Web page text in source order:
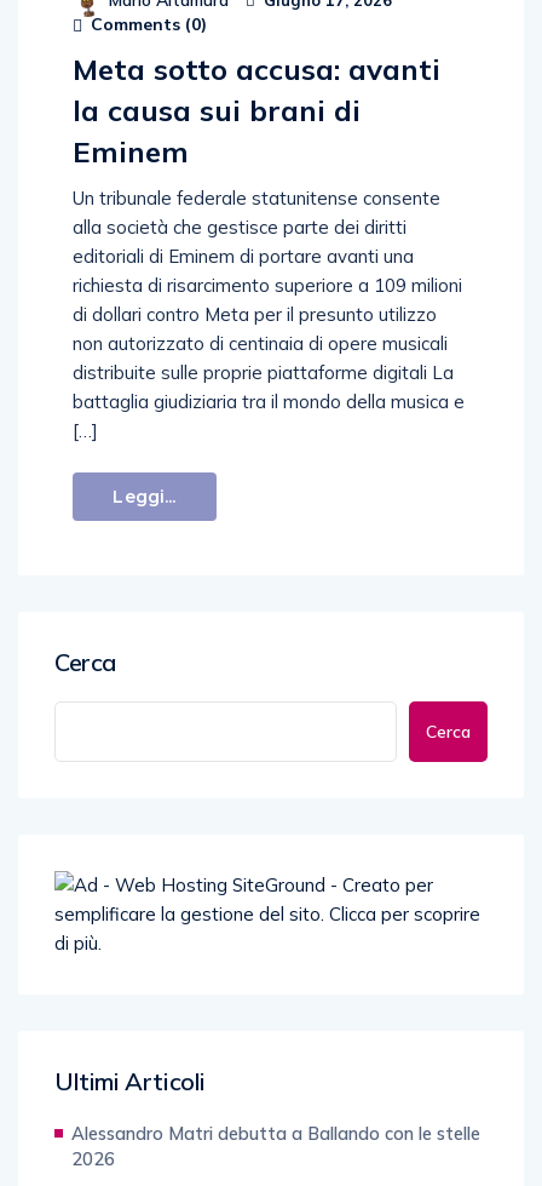
Comments (0)
Meta sotto accusa: avanti
la causa sui brani di
Eminem
Un tribunale federale statunitense consente
alla società che gestisce parte dei diritti
editoriali di Eminem di portare avanti una
richiesta di risarcimento superiore a 109 milioni
di dollari contro Meta per il presunto utilizzo
non autorizzato di centinaia di opere musicali
distribuite sulle proprie piattaforme digitali La
battaglia giudiziaria tra il mondo della musica e
[…]
Leggi...
Cerca
Cerca
Ultimi Articoli
Alessandro Matri debutta a Ballando con le stelle
2026